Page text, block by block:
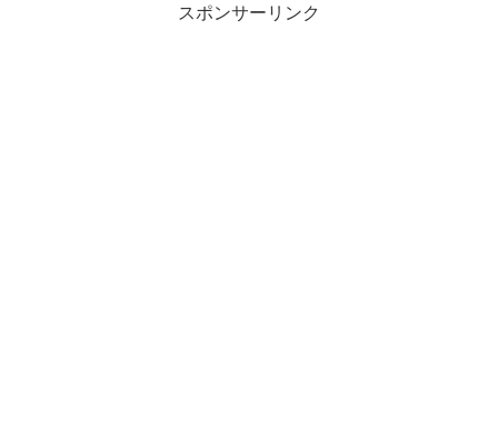
スポンサーリンク